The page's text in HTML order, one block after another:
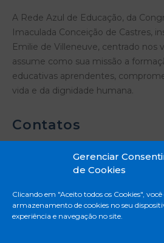
Gerenciar
de Cookies
Clicando em "Aceito todos os Cookies",
armazenamento de cookies no seu
experiência e navegação no site.
A Rede Azul de Educação, da
Imaculada Conceição de Castres,
Emilie de Villeneuve, centrado nos
assume como sua missão a
educativas aprendentes,
vida e da dignidade humana.
Contatos
Mascote - São Paulo - SP
11 5671-8888